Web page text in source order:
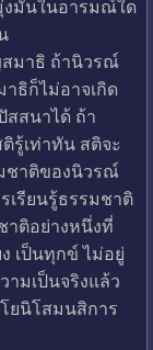
มั่นในอารมณ์ใด
มาธิ ถ้านิวรณ์
ธิก็ไม่อาจเกิด
สนาได้ ถ้า
รู้เท่าทัน สติจะ
ชาติของนิวรณ์
เรียนรู้ธรรมชาติ
าติอย่างหนึ่งที่
เป็นทุกข์ ไม่อยู่
มเป็นจริงแล้ว
ยนิโสมนสิการ